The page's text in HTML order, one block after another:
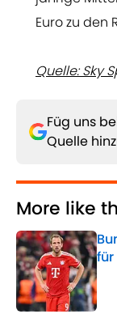
Euro zu den
Quelle: Sky
Füg uns
Quelle
More like
für